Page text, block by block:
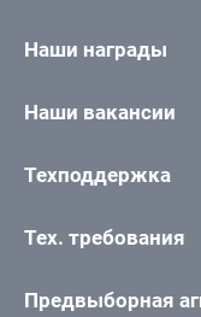
Наши награды
Наши вакансии
Техподдержка
Тех. требования
Предвыборная